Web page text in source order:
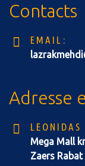
Contacts
EMAIL:
Adresse
LEONIDAS
Mega Mall
Zaers Rabat